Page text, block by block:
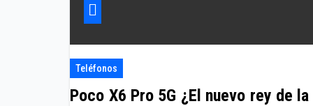
Teléfonos
Poco X6 Pro 5G ¿El nuevo rey de la